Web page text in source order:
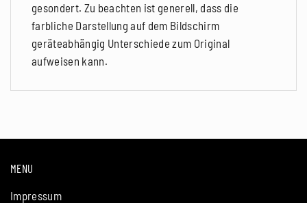
gesondert. Zu beachten ist generell, dass die
farbliche Darstellung auf dem Bildschirm
geräteabhängig Unterschiede zum Original
aufweisen kann.
MENU
Impressum